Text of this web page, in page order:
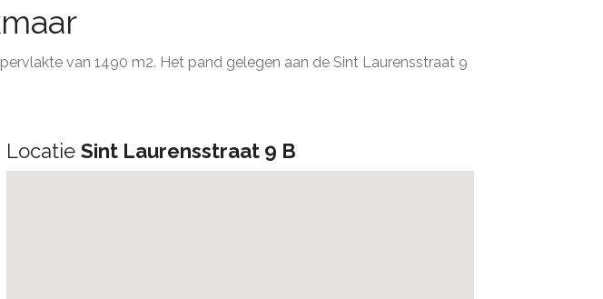
van 1490 m2. Het pand gelegen aan de Sint Laurensstraat 9
Locatie Sint Laurensstraat 9 B